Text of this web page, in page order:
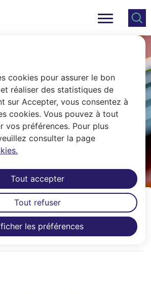
cookies pour assurer le bon
réaliser des statistiques de
sur Accepter, vous consentez à
cookies. Vous pouvez à tout
vos préférences. Pour plus
consulter la page
les préférences
Tout accepter
Tout refuser
Consulter
le plan
Menu principal
vous de l'Ecole de